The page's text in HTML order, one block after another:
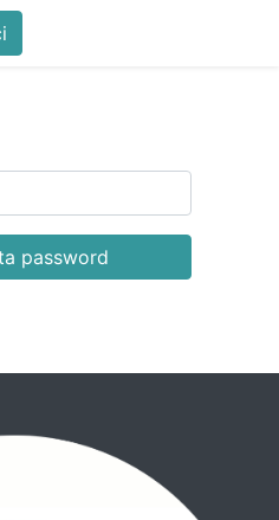
password